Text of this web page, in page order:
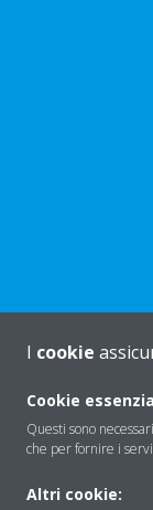
About Daikin
I cookie
Cookie
Questi sono
che per fornire i
Altri cookie: